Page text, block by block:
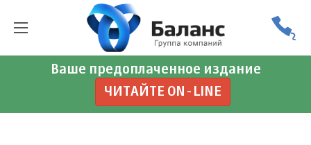
Ваше предоплаченное издание
ЧИТАЙТЕ ON-LINE